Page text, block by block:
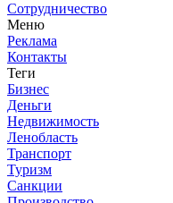
Сотрудничество
Меню
Реклама
Контакты
Теги
Бизнес
Деньги
Недвижимость
Ленобласть
Транспорт
Туризм
Санкции